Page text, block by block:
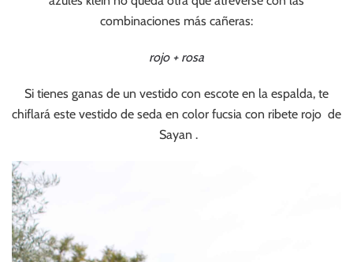
combinaciones más cañeras:
rojo + rosa
Si tienes ganas de un vestido con escote en la espalda, te
chiflará este vestido de seda en color fucsia con ribete rojo de
Sayan .